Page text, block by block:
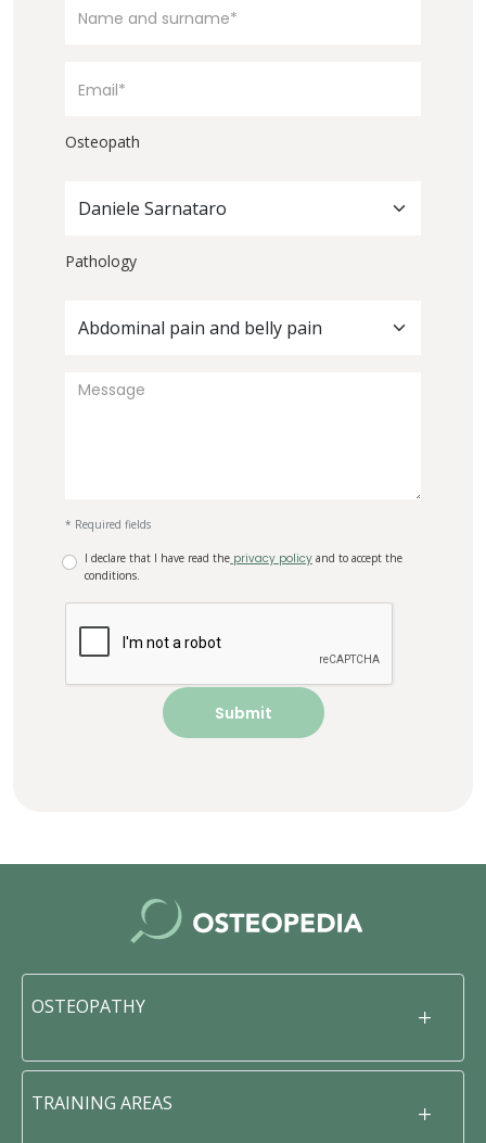
Osteopath
Daniele Sarnataro
Pathology
Abdominal pain and belly pain
* Required fields
I declare that I have read the privacy policy and to accept the
conditions.
OSTEOPATHY
TRAINING AREAS